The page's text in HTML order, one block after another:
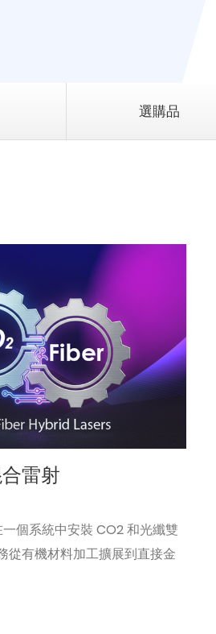
選購品
雷射
個系統中安裝 CO2 和光纖雙
從有機材料加工擴展到直接金